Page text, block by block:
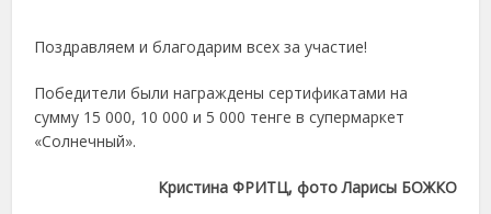
Поздравляем и благодарим всех за участие!
Победители были награждены сертификатами на
сумму 15 000, 10 000 и 5 000 тенге в супермаркет
«Солнечный».
Кристина ФРИТЦ, фото Ларисы БОЖКО